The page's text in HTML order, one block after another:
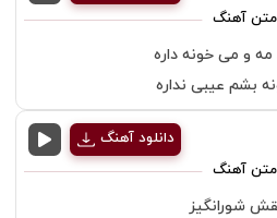
مه و می خونه داره
بشم عیبی نداره
دانلود آهنگ
شورانگیز